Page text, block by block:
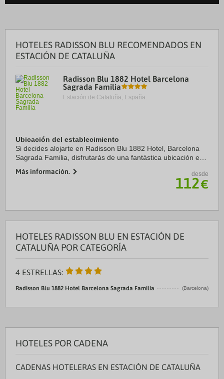
HOTELES RADISSON BLU RECOMENDADOS EN
ESTACIÓN DE CATALUÑA
Radisson Blu 1882 Hotel Barcelona
Sagrada Familia
Estación de Cataluña, España.
Ubicación del establecimiento
Si decides alojarte en Radisson Blu 1882 Hotel, Barcelona
Sagrada Familia, disfrutarás de una fantástica ubicación en
Sagrada Familia y Plaza de ...
Más información. desde
112€
HOTELES RADISSON BLU EN ESTACIÓN DE
CATALUÑA POR CATEGORÍA
4 ESTRELLAS:
Radisson Blu 1882 Hotel Barcelona Sagrada Familia (Barcelona)
HOTELES POR CADENA
CADENAS HOTELERAS EN ESTACIÓN DE CATALUÑA